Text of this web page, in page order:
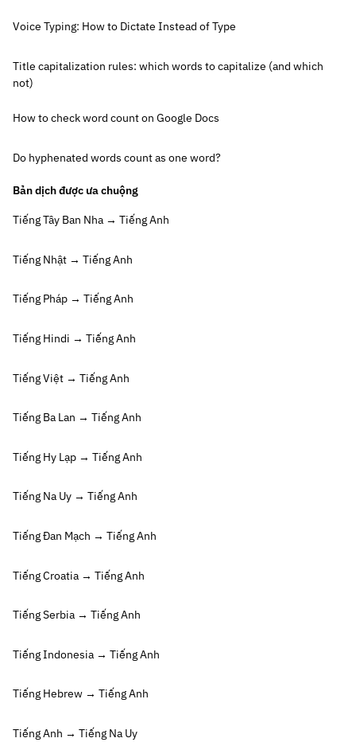
Voice Typing: How to Dictate Instead of Type
Title capitalization rules: which words to capitalize (and which
not)
How to check word count on Google Docs
Do hyphenated words count as one word?
Bản dịch được ưa chuộng
Tiếng Tây Ban Nha → Tiếng Anh
Tiếng Nhật → Tiếng Anh
Tiếng Pháp → Tiếng Anh
Tiếng Hindi → Tiếng Anh
Tiếng Việt → Tiếng Anh
Tiếng Ba Lan → Tiếng Anh
Tiếng Hy Lạp → Tiếng Anh
Tiếng Na Uy → Tiếng Anh
Tiếng Đan Mạch → Tiếng Anh
Tiếng Croatia → Tiếng Anh
Tiếng Serbia → Tiếng Anh
Tiếng Indonesia → Tiếng Anh
Tiếng Hebrew → Tiếng Anh
Tiếng Anh → Tiếng Na Uy